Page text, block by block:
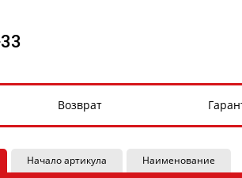
Возврат
Начало артикула Наименование